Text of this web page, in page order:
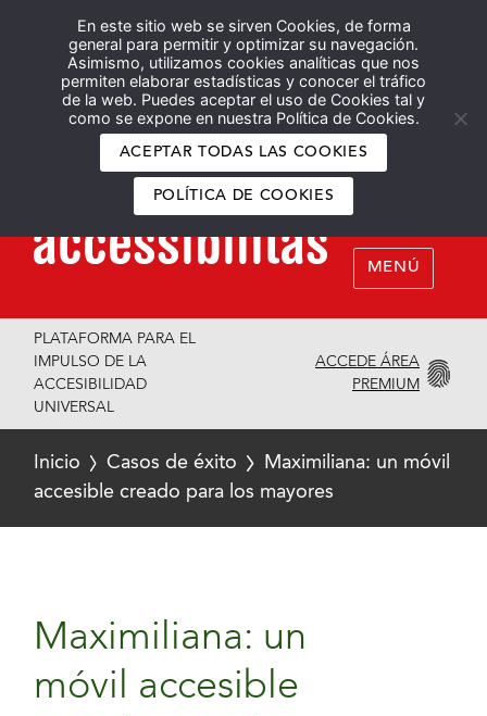
En este sitio web se sirven Cookies, de forma
general para permitir y optimizar su navegación.
Asimismo, utilizamos cookies analíticas que nos
permiten elaborar estadísticas y conocer el tráfico
de la web. Puedes aceptar el uso de Cookies tal y
como se expone en nuestra Política de Cookies.
ACEPTAR TODAS LAS COOKIES
POLÍTICA DE COOKIES
Español English
MENÚ
PLATAFORMA PARA EL
IMPULSO DE LA
ACCESIBILIDAD
UNIVERSAL
ACCEDE ÁREA
PREMIUM
Inicio Casos de éxito
Maximiliana: un móvil
accesible creado para los mayores
Maximiliana: un
móvil accesible